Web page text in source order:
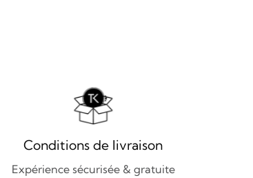
Conditions de livraison
Expérience sécurisée & gratuite